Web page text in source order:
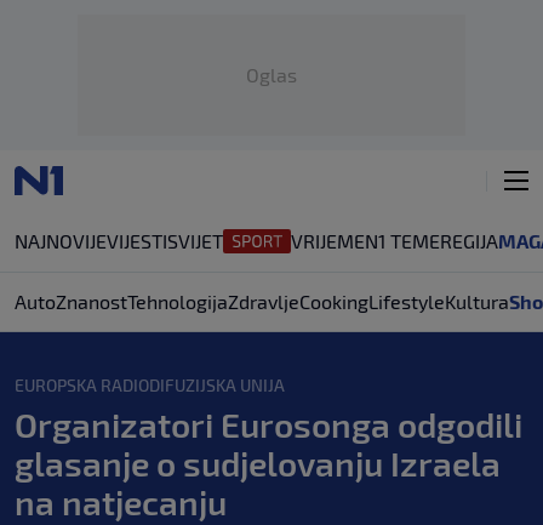
Oglas
NAJNOVIJEVIJESTISVIJET VRIJEMEN1 TEMEREGIJA
AutoZnanostTehnologijaZdravljeCookingLifestyleKultura
EUROPSKA RADIODIFUZIJSKA UNIJA
Organizatori Eurosonga odgodili
glasanje o sudjelovanju Izraela
na natjecanju